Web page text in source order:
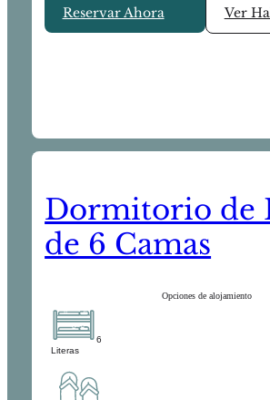
Ver
Reservar Ahora
Dormitorio de
de 6 Camas
Opciones de alojamiento
6
Literas